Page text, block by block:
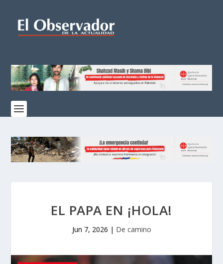
EL PAPA EN ¡HOLA!
Jun 7, 2026 | De camino